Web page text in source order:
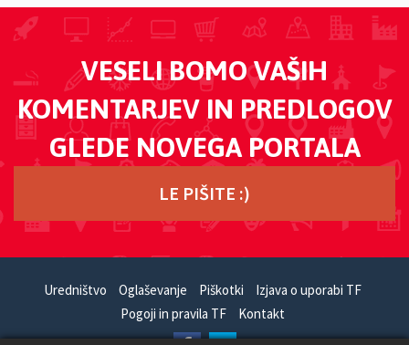
VESELI BOMO VAŠIH
KOMENTARJEV IN PREDLOGOV
GLEDE NOVEGA PORTALA
LE PIŠITE :)
Uredništvo Oglaševanje Piškotki
Izjava o uporabi TF
Pogoji in pravila TF
Kontakt